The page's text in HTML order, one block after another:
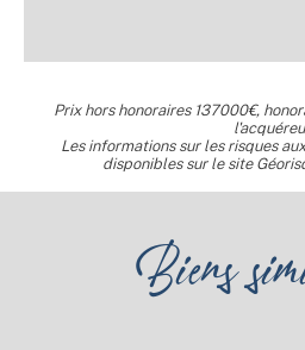
Prix hors honoraires 137000€,
Les informations sur les risques
disponibles sur le site
Biens